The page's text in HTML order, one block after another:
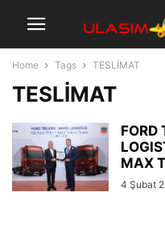
Home Tags TESLİMAT
TESLİMAT
FORD
MAX
4 Şubat